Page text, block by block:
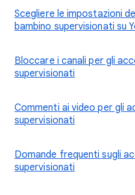
Scegliere le impostazioni
bambino supervisionati su
Bloccare i canali per gli
supervisionati
Commenti ai video per gli
supervisionati
Domande frequenti sugli
supervisionati